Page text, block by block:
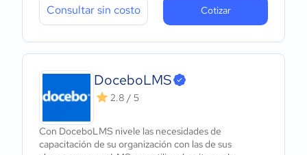
Consultar sin costo Cotizar
DoceboLMS
2.8 / 5
Con DoceboLMS nivele las necesidades de
capacitación de su organización con las de sus